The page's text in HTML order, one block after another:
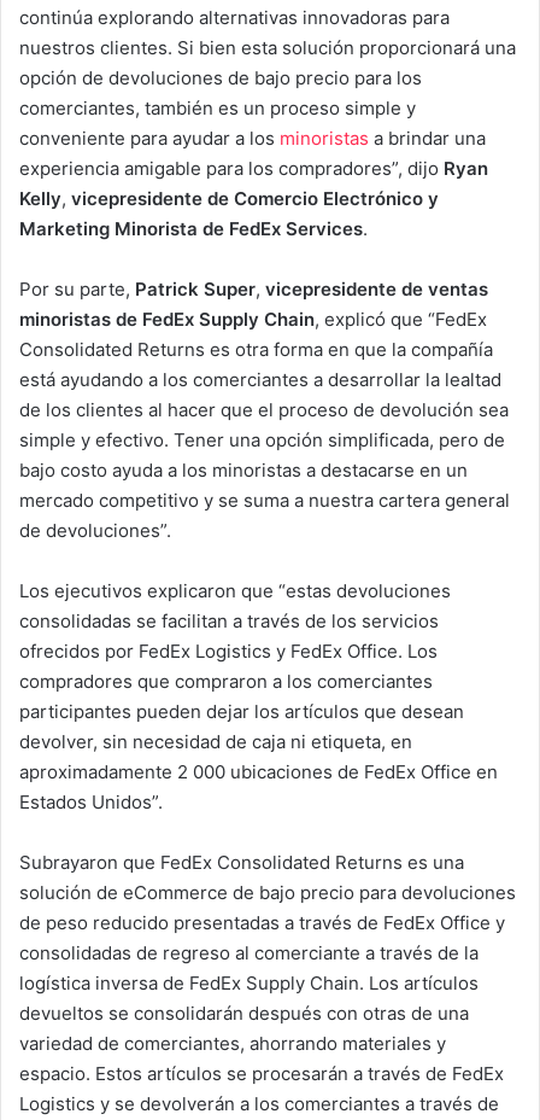
continúa explorando alternativas innovadoras para
nuestros clientes. Si bien esta solución proporcionará una
opción de devoluciones de bajo precio para los
comerciantes, también es un proceso simple y
conveniente para ayudar a los minoristas a brindar una
experiencia amigable para los compradores”, dijo Ryan
Kelly, vicepresidente de Comercio Electrónico y
Marketing Minorista de FedEx Services.
Por su parte, Patrick Super, vicepresidente de ventas
minoristas de FedEx Supply Chain, explicó que “FedEx
Consolidated Returns es otra forma en que la compañía
está ayudando a los comerciantes a desarrollar la lealtad
de los clientes al hacer que el proceso de devolución sea
simple y efectivo. Tener una opción simplificada, pero de
bajo costo ayuda a los minoristas a destacarse en un
mercado competitivo y se suma a nuestra cartera general
de devoluciones”.
Los ejecutivos explicaron que “estas devoluciones
consolidadas se facilitan a través de los servicios
ofrecidos por FedEx Logistics y FedEx Office. Los
compradores que compraron a los comerciantes
participantes pueden dejar los artículos que desean
devolver, sin necesidad de caja ni etiqueta, en
aproximadamente 2 000 ubicaciones de FedEx Office en
Estados Unidos”.
Subrayaron que FedEx Consolidated Returns es una
solución de eCommerce de bajo precio para devoluciones
de peso reducido presentadas a través de FedEx Office y
consolidadas de regreso al comerciante a través de la
logística inversa de FedEx Supply Chain. Los artículos
devueltos se consolidarán después con otras de una
variedad de comerciantes, ahorrando materiales y
espacio. Estos artículos se procesarán a través de FedEx
Logistics y se devolverán a los comerciantes a través de